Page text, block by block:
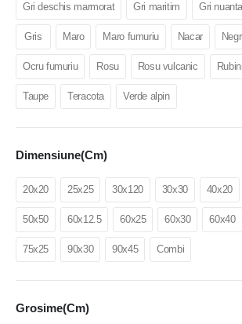
Gri deschis marmorat Gri maritim Gri
Gris Maro Maro fumuriu Nacar
Ocru fumuriu Rosu Rosu vulcanic
Taupe Teracota Verde alpin
Dimensiune(cm)
20x20 25x25 30x120 30x30 40x20
50x50 60x12.5 60x25 60x30 60x40
75x25 90x30 90x45 Combi
Grosime(cm)